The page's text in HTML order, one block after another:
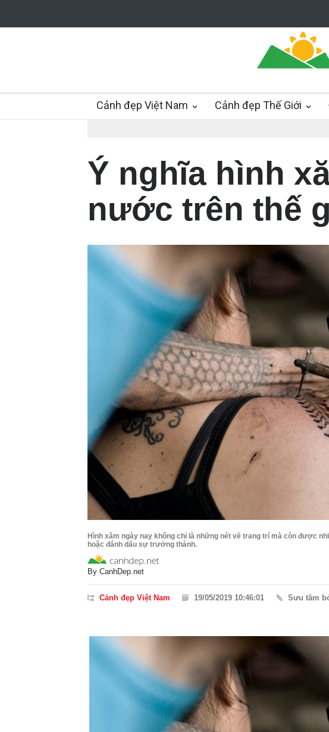
Cảnh đẹp Việt Nam Cảnh đẹp Thế Giới
Ý nghĩa hình
nước trên thế
Hình xăm ngày nay không chỉ là những nét vẽ trang trí mà còn được
hoặc đánh dấu sự trưởng thành.
By CanhDep.net
Cảnh đẹp Việt Nam 19/05/2019 10:46:01 Sưu tầm